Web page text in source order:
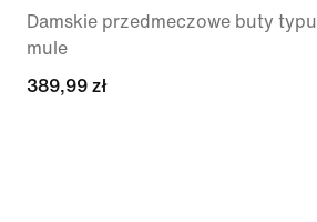
Damskie przedmeczowe buty typu
mule
389,99 zł
389,99 zł